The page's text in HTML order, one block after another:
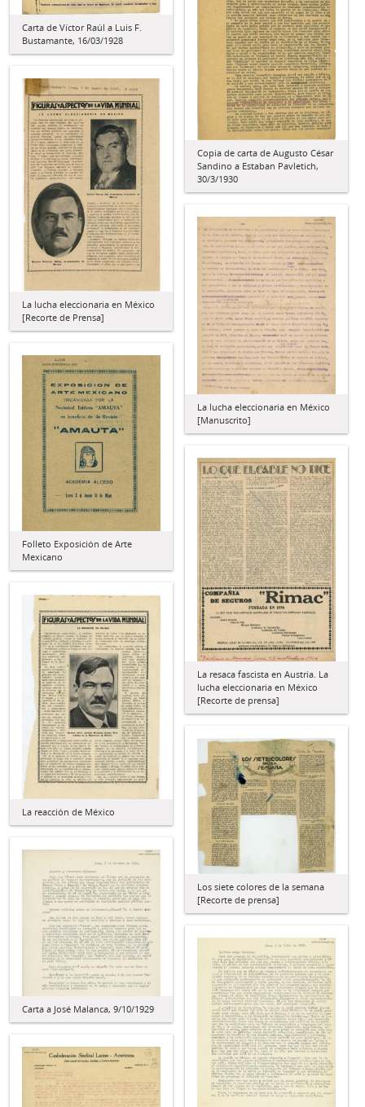
Carta de Víctor Raúl a Luis F.
Bustamante, 16/03/1928
Copia de carta de Augusto César
Sandino a Estaban Pavletich,
30/3/1930
La lucha eleccionaria en México
[Recorte de Prensa]
La lucha eleccionaria en México
[Manuscrito]
Folleto Exposición de Arte
Mexicano
La resaca fascista en Austria. La
lucha eleccionaria en México
[Recorte de prensa]
La reacción de México
Los siete colores de la semana
[Recorte de prensa]
Carta a José Malanca, 9/10/1929